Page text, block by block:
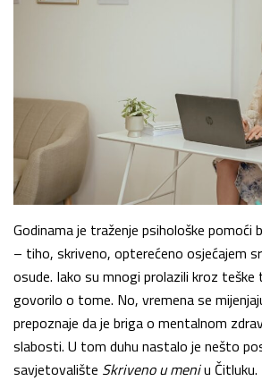
Godinama je traženje psihološke pomoći
– tiho, skriveno, opterećeno osjećajem
osude. Iako su mnogi prolazili kroz
govorilo o tome. No, vremena se
prepoznaje da je briga o mentalnom
slabosti. U tom duhu nastalo je nešto
savjetovalište Skriveno u meniu Čitluku.